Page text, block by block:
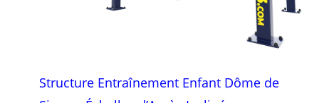
Structure Entraînement Enfant Dôme de